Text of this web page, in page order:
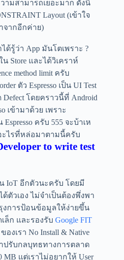
ามสามารถเยอะมาก ดังนี้
Layout (เข้าใจ
าจากอีกค่าย)
ได้รู้ว่า App มันโตเพราะ ?
น Store และได้วิเคราห์
method limit ครับ
ตัว Espresso เป็น UI Test
โดยคราวนี้ที่ Android
เข้ามาด้วย เพราะ
ครับ 555 จะบ้าเห
ะไรที่หล่อมาตามนี้ครับ
to write test
น IoT อีกตัวนะครับ โดยมี
ด้ตัวเอง ไม่จำเป็นต้องพึ่งพา
รุงการป้อนข้อมูลให้ง่ายขึ้น
ล็ก และรองรับ Google FIT
องเรา No Install & Native
าปรับกลบุทธทางการตลาด
MB แต่เราไม่อยากให้ User